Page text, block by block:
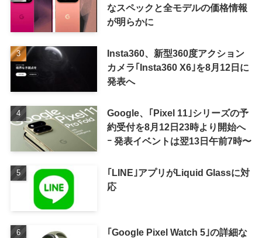
なスペックと全モデルの価格情報
が明らかに
Insta360、新型360度アクション
カメラ｢Insta360 X6｣を8月12日に
発表へ
Google、｢Pixel 11｣シリーズの予
約受付を8月12日23時より開始へ
ｰ 発表イベントは翌13日午前7時〜
｢LINE｣アプリがLiquid Glassに対
応
｢Google Pixel Watch 5｣の詳細な